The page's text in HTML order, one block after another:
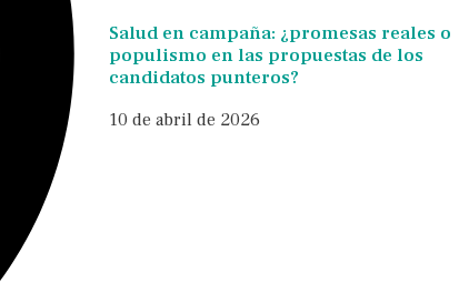
Salud en campaña: ¿promesas reales o
populismo en las propuestas de los
candidatos punteros?
10 de abril de 2026